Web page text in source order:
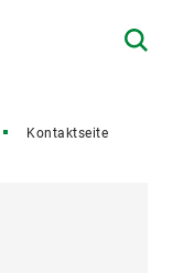
Kontaktseite